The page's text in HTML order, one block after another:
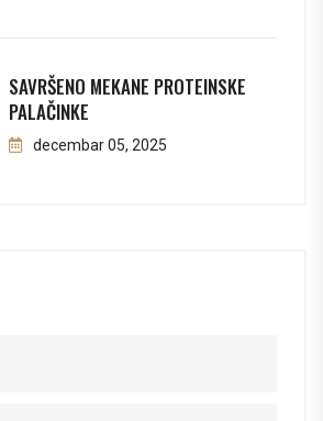
SAVRŠENO MEKANE PROTEINSKE
PALAČINKE
decembar 05, 2025